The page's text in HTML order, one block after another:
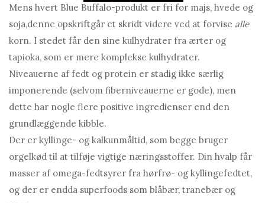
Mens hvert Blue Buffalo-produkt er fri for majs, hvede og
soja,denne opskriftgår et skridt videre ved at forvise alle
korn. I stedet får den sine kulhydrater fra ærter og
tapioka, som er mere komplekse kulhydrater.
Niveauerne af fedt og protein er stadig ikke særlig
imponerende (selvom fiberniveauerne er gode), men
dette har nogle flere positive ingredienser end den
grundlæggende kibble.
Der er kyllinge- og kalkunmåltid, som begge bruger
orgelkød til at tilføje vigtige næringsstoffer. Din hvalp får
masser af omega-fedtsyrer fra hørfrø- og kyllingefedtet,
og der er endda superfoods som blåbær, tranebær og